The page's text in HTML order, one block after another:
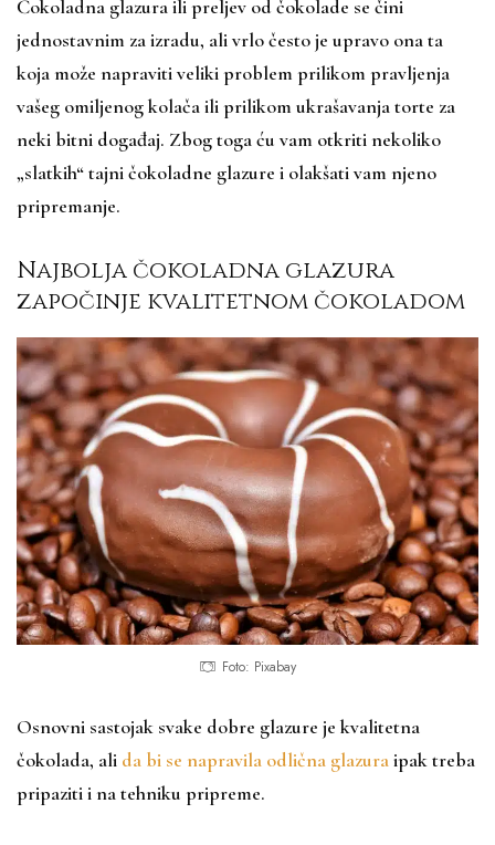
Čokoladna glazura ili preljev od čokolade se čini
jednostavnim za izradu, ali vrlo često je upravo ona ta
koja može napraviti veliki problem prilikom pravljenja
vašeg omiljenog kolača ili prilikom ukrašavanja torte za
neki bitni događaj. Zbog toga ću vam otkriti nekoliko
„slatkih“ tajni čokoladne glazure i olakšati vam njeno
pripremanje.
Najbolja čokoladna glazura
započinje kvalitetnom čokoladom
Foto: Pixabay
Osnovni sastojak svake dobre glazure je kvalitetna
čokolada, ali da bi se napravila odlična glazuraipak treba
pripaziti i na tehniku pripreme.